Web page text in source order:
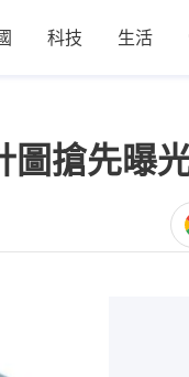
科技 生活
搶先曝光